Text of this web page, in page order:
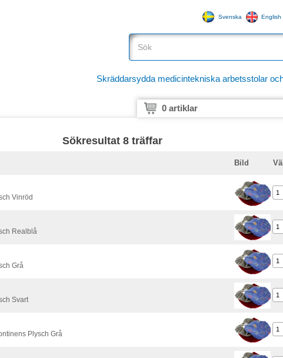
Svenska English
Skräddarsydda medicintekniska arbetsstolar
0 artiklar
Sökresultat 8 träffar
Bild
Vinröd
Realblå
Grå
Svart
Plysch Grå